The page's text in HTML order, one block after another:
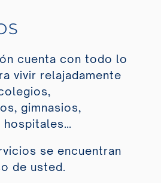
cuenta con todo lo
vivir relajadamente
gimnasios,
hospitales…
se encuentran
de usted.